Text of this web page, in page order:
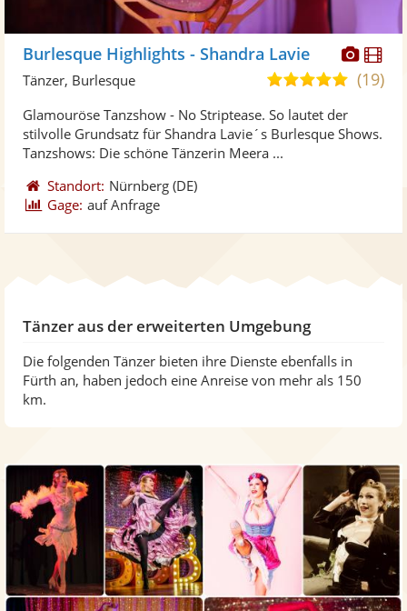
Burlesque Highlights - Shandra Lavie
5,0
5
(19)
Tänzer, Burlesque
Glamouröse Tanzshow - No Striptease. So lautet der
stilvolle Grundsatz für Shandra Lavie´s Burlesque Shows.
Tanzshows: Die schöne Tänzerin Meera ...
Standort: Nürnberg (DE)
Gage: auf Anfrage
Tänzer aus der erweiterten Umgebung
Die folgenden Tänzer bieten ihre Dienste ebenfalls in
Fürth an, haben jedoch eine Anreise von mehr als 150
km.